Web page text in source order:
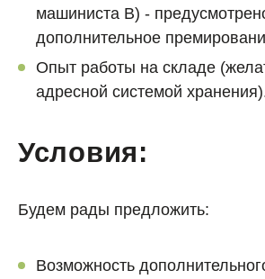
машиниста В) -
дополнительное
Опыт работы на складе
адресной системой
Условия:
Будем рады предложить:
Возможность